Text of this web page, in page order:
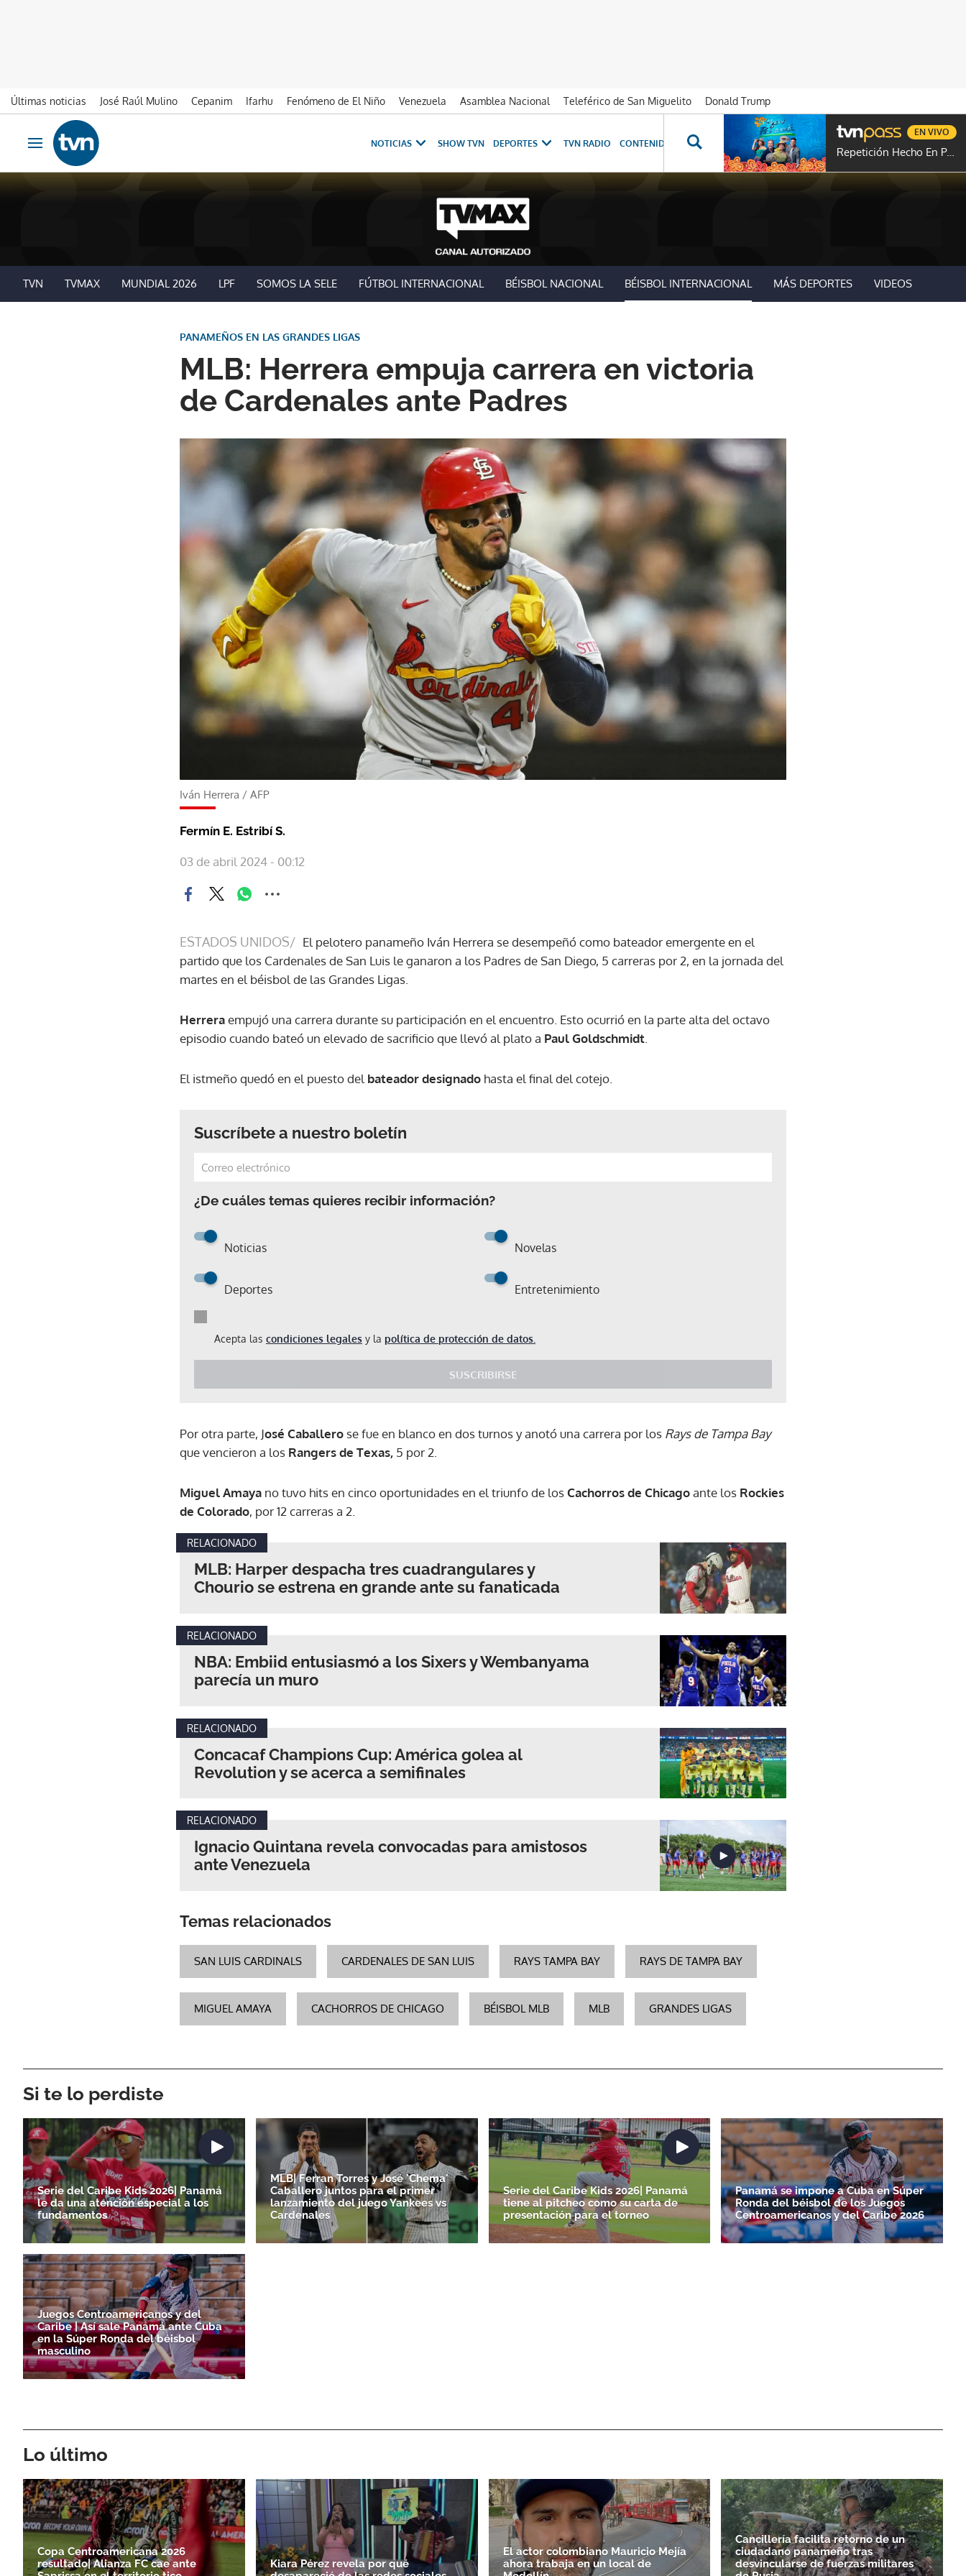
Últimas noticias José Raúl Mulino Cepanim Ifarhu Fenómeno de El Niño Venezuela Asamblea Nacional Teleférico de San Miguelito
Donald Trump
Ir al contenido
Obrir navegació
NOTICIAS SHOW TVN DEPORTES TVN RADIO CONTENIDOS ESPECIALES NOVELAS PROGRAMAS GENTE TVN
Repetición Hecho En Panamá
EN VIVO
TVN TVMAX MUNDIAL 2026 LPF SOMOS LA SELE FÚTBOL INTERNACIONAL BÉISBOL NACIONAL BÉISBOL INTERNACIONAL MÁS DEPORTES VIDEOS
MLB: Herrera empuja carrera en victoria
de Cardenales ante Padres
PANAMEÑOS EN LAS GRANDES LIGAS
Iván Herrera / AFP
Fermín E. Estribí S.
03 de abril 2024 - 00:12
ESTADOS UNIDOS/ El pelotero panameño Iván Herrera se desempeñó como bateador emergente en el
partido que los Cardenales de San Luis le ganaron a los Padres de San Diego, 5 carreras por 2, en la jornada del
martes en el béisbol de las Grandes Ligas.
Herreraempujó una carrera durante su participación en el encuentro. Esto ocurrió en la parte alta del octavo
episodio cuando bateó un elevado de sacrificio que llevó al plato a Paul Goldschmidt
El istmeño quedó en el puesto del bateador designado hasta el final del cotejo.
Suscríbete a nuestro boletín
¿De cuáles temas quieres recibir información?
Noticias Novelas
Deportes Entretenimiento
Acepta las condiciones legales y la política de protección de datos.
SUSCRIBIRSE
Por otra parte, José Caballero se fue en blanco en dos turnos y anotó una carrera por los Rays de Tampa Bay
que vencieron a los Rangers de Texas, 5 por 2.
Miguel Amaya no tuvo hits en cinco oportunidades en el triunfo de losCachorros de Chicagoante los Rockies
de Colorado, por 12 carreras a 2.
RELACIONADO
MLB: Harper despacha tres cuadrangulares y
Chourio se estrena en grande ante su fanaticada
RELACIONADO
NBA: Embiid entusiasmó a los Sixers y Wembanyama
parecía un muro
RELACIONADO
Concacaf Champions Cup: América golea al
Revolution y se acerca a semifinales
RELACIONADO
Ignacio Quintana revela convocadas para amistosos
ante Venezuela
Temas relacionados
SAN LUIS CARDINALS CARDENALES DE SAN LUIS RAYS TAMPA BAY RAYS DE TAMPA BAY
MIGUEL AMAYA CACHORROS DE CHICAGO BÉISBOL MLB MLB GRANDES LIGAS
Si te lo perdiste
Serie del Caribe Kids 2026| Panamá
le da una atención especial a los
fundamentos
MLB| Ferran Torres y José 'Chema'
Caballero juntos para el primer
lanzamiento del juego Yankees vs
Cardenales
Serie del Caribe Kids 2026| Panamá
tiene al pitcheo como su carta de
presentación para el torneo
Panamá se impone a Cuba en Súper
Ronda del béisbol de los Juegos
Centroamericanos y del Caribe 2026
Juegos Centroamericanos y del
Caribe | Así sale Panamá ante Cuba
en la Súper Ronda del béisbol
masculino
Lo último
Copa Centroamericana 2026
resultado| Alianza FC cae ante
Kiara Pérez revela por qué
El actor colombiano Mauricio Mejía
ahora trabaja en un local de
Cancillería facilita retorno de un
ciudadano panameño tras
desvincularse de fuerzas militares